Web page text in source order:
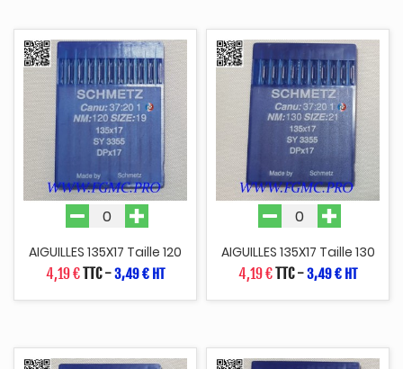
AIGUILLES 135X17 Taille 120
4,19 €TTC-3,49 € HT
AIGUILLES 135X17 Taille 130
4,19 €TTC-3,49 € HT